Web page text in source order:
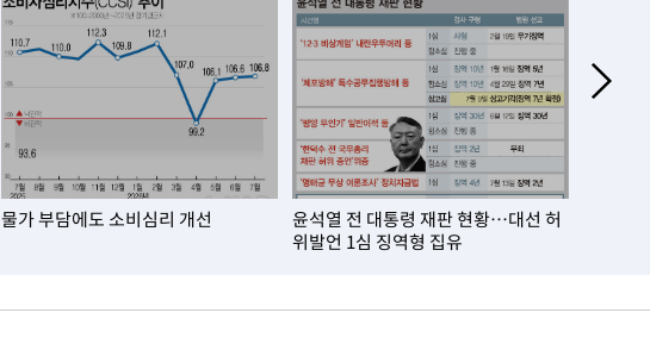
물가 부담에도 소비심리 개선
윤석열 전 대통령 재판 현황…대선 허
위발언 1심 징역형 집유